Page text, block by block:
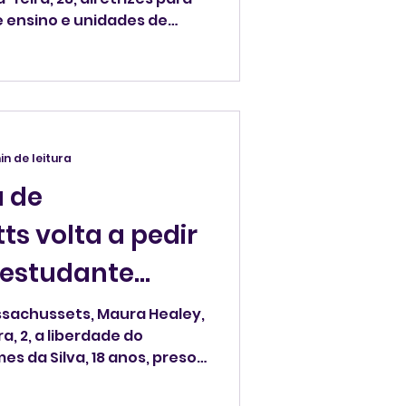
e unidades de
esclarecer os
dos funcionários
à presença de
de
volta a pedir
Maura Healey,
2, a liberdade do
da Silva, 18 anos, preso
de leitura